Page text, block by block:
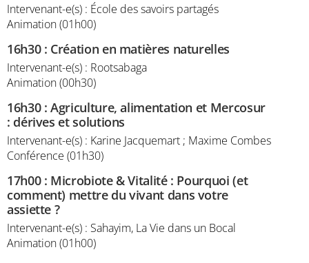
Intervenant-e(s) : École des savoirs partagés
Animation (01h00)
16h30: Création en matières naturelles
Intervenant-e(s) : Rootsabaga
Animation (00h30)
16h30:Agriculture, alimentation et Mercosur
: dérives et solutions
Intervenant-e(s) : Karine Jacquemart ; Maxime Combes
Conférence (01h30)
17h00: Microbiote & Vitalité : Pourquoi (et
comment) mettre du vivant dans votre
assiette ?
Intervenant-e(s) : Sahayim, La Vie dans un Bocal
Animation (01h00)